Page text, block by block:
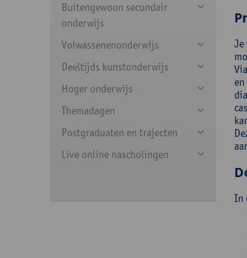
Buitengewoon secundair
onderwijs
Volwassenenonderwijs
Deeltijds kunstonderwijs
Hoger onderwijs
Themadagen
Postgraduaten en trajecten
Live online nascholingen
Je
In